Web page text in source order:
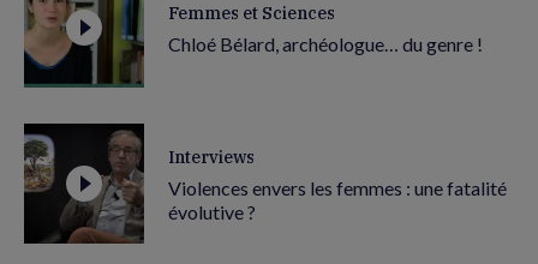
Femmes et Sciences
Chloé Bélard, archéologue… du genre !
Interviews
Violences envers les femmes : une fatalité
évolutive ?